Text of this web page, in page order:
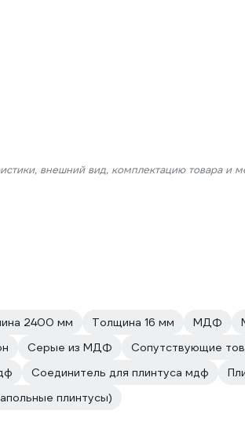
внешний вид, комплектацию товара и
2400 мм Толщина 16 мм МДФ
Серые из МДФ
Сопутствующие
Соединитель для плинтуса мдф
плинтусы)